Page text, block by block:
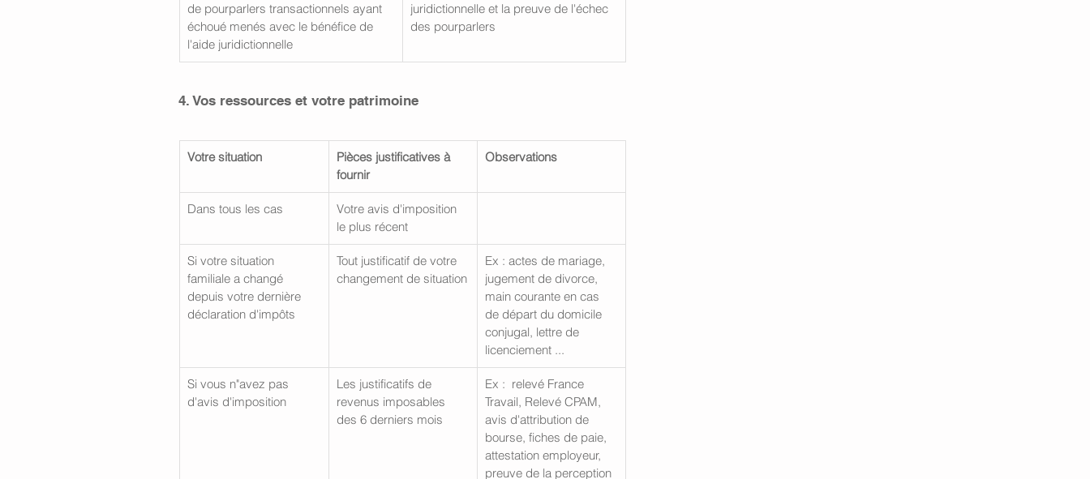
de pourparlers transactionnels ayant
échoué menés avec le bénéfice de
l'aide juridictionnelle
juridictionnelle et la preuve de l'échec
des pourparlers
4. Vos ressources et votre patrimoine
Votre situation
Pièces justificatives à
fournir
Observations
Dans tous les cas
Votre avis d'imposition
le plus récent
Si votre situation
familiale a changé
depuis votre dernière
déclaration d'impôts
Tout justificatif de votre
changement de situation
Ex : actes de mariage,
jugement de divorce,
main courante en cas
de départ du domicile
conjugal, lettre de
licenciement ...
Si vous n"avez pas
d'avis d'imposition
Les justificatifs de
revenus imposables
des 6 derniers mois
Ex :  relevé France
Travail, Relevé CPAM,
avis d'attribution de
bourse, fiches de paie,
attestation employeur,
preuve de la perception